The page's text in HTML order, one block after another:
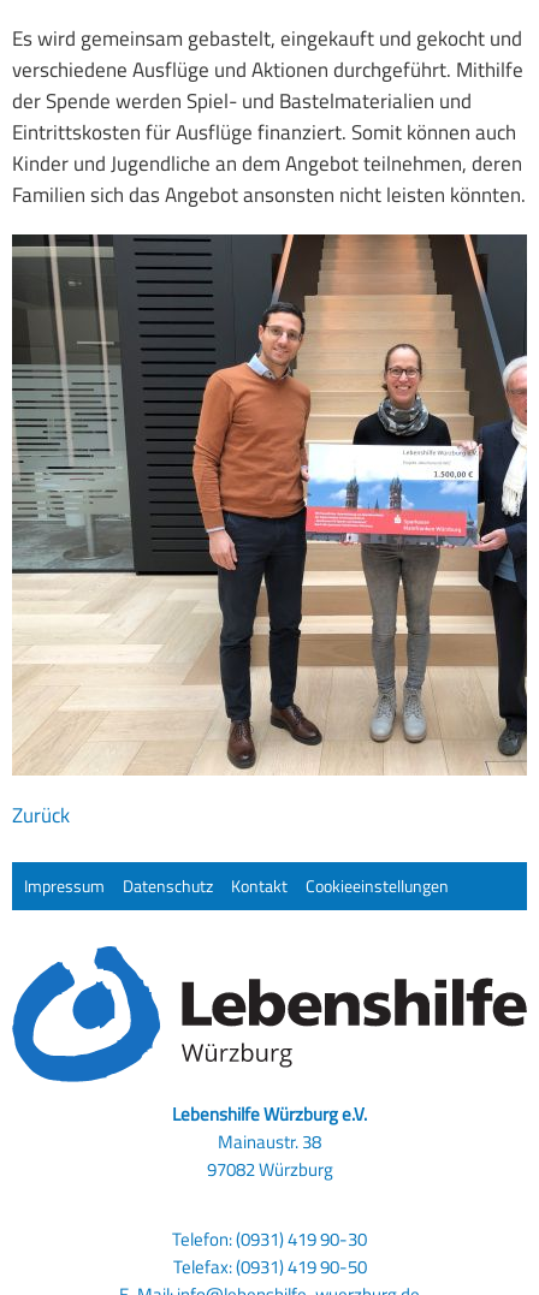
Es wird gemeinsam gebastelt, eingekauft und gekocht und
verschiedene Ausflüge und Aktionen durchgeführt. Mithilfe
der Spende werden Spiel- und Bastelmaterialien und
Eintrittskosten für Ausflüge finanziert. Somit können auch
Kinder und Jugendliche an dem Angebot teilnehmen, deren
Familien sich das Angebot ansonsten nicht leisten könnten.
Zurück
Impressum Datenschutz Kontakt Cookieeinstellungen
Lebenshilfe Würzburg e.V.
Mainaustr. 38
97082 Würzburg
Telefon: (0931) 419 90-30
Telefax: (0931) 419 90-50